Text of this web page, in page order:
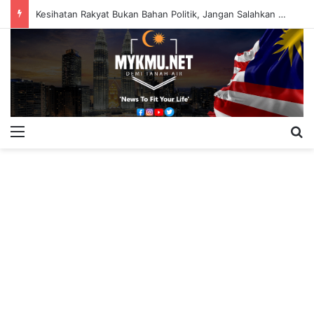
Kesihatan Rakyat Bukan Bahan Politik, Jangan Salahkan Onn Hafiz – Haslinda Salleh